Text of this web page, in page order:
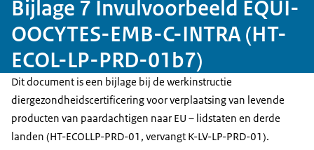
Bijlage 7 Invulvoorbeeld EQUI-
OOCYTES-EMB-C-INTRA (HT-
ECOL-LP-PRD-01b7)
Dit document is een bijlage bij de werkinstructie
diergezondheidscertificering voor verplaatsing van levende
producten van paardachtigen naar EU – lidstaten en derde
landen (HT-ECOLLP-PRD-01, vervangt K-LV-LP-PRD-01).